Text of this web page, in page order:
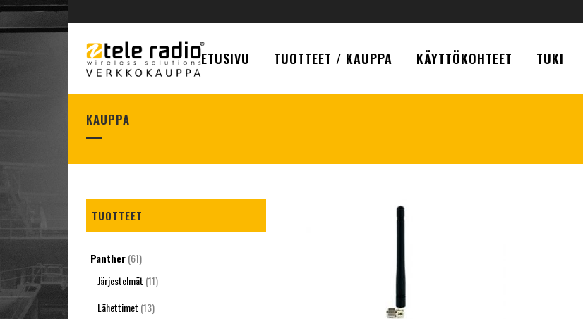
ETUSIVU TUOTTEET / KAUPPA KÄYTTÖKOHTEET TUKI
KAUPPA
TUOTTEET
Panther(61)
Järjestelmät (11)
Lähettimet (13)